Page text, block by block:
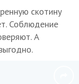
скотину
Соблюдение
А